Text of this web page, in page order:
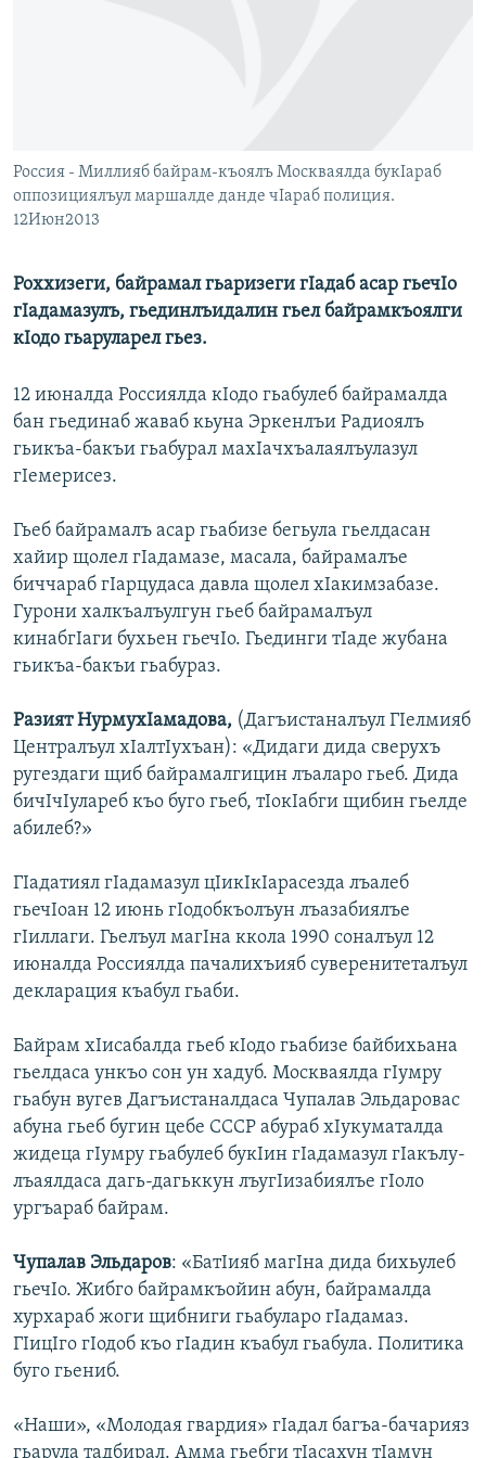
Россия - Миллияб байрам-къоялъ Москваялда букIараб
оппозициялъул маршалде данде чIараб полиция.
12Июн2013
Роххизеги, байрамал гьаризеги гIадаб асар гьечIо
гIадамазулъ, гьединлъидалин гьел байрамкъоялги
кIодо гьаруларел гьез.
12 июналда Россиялда кIодо гьабулеб байрамалда
бан гьединаб жаваб кьуна Эркенлъи Радиоялъ
гьикъа-бакъи гьабурал махIачхъалаялъулазул
гIемерисез.
Гьеб байрамалъ асар гьабизе бегьула гьелдасан
хайир щолел гIадамазе, масала, байрамалъе
биччараб гIарцудаса давла щолел хIакимзабазе.
Гурони халкъалъулгун гьеб байрамалъул
кинабгIаги бухьен гьечIо. Гьединги тIаде жубана
гьикъа-бакъи гьабураз.
Разият НурмухIамадова, (Дагъистаналъул ГIелмияб
Централъул хIалтIухъан): «Дидаги дида сверухъ
ругездаги щиб байрамалгицин лъаларо гьеб. Дида
бичIчIулареб къо буго гьеб, тIокIабги щибин гьелде
абилеб?»
ГIадатиял гIадамазул цIикIкIарасезда лъалеб
гьечIоан 12 июнь гIодобкъолъун лъазабиялъе
гIиллаги. Гьелъул магIна ккола 1990 соналъул 12
июналда Россиялда пачалихъияб суверенитеталъул
декларация къабул гьаби.
Байрам хIисабалда гьеб кIодо гьабизе байбихьана
гьелдаса ункъо сон ун хадуб. Москваялда гIумру
гьабун вугев Дагъистаналдаса Чупалав Эльдаровас
абуна гьеб бугин цебе СССР абураб хIукуматалда
жидеца гIумру гьабулеб букIин гIадамазул гIакълу-
лъаялдаса дагь-дагьккун лъугIизабиялъе гIоло
ургъараб байрам.
Чупалав Эльдаров: «БатIияб магIна дида бихьулеб
гьечIо. Жибго байрамкъойин абун, байрамалда
хурхараб жоги щибниги гьабуларо гIадамаз.
ГIицIго гIодоб къо гIадин къабул гьабула. Политика
буго гьениб.
«Наши», «Молодая гвардия» гIадал багъа-бачарияз
гьарула тадбирал. Амма гьебги тIасахун тIамун